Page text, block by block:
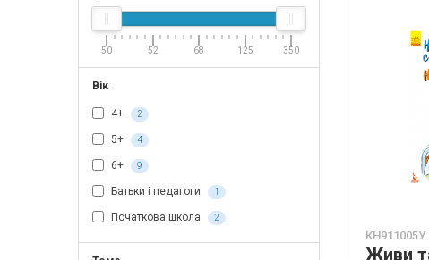
50 52 68 125 350
Вік
4+ 2
5+ 4
6+ 9
Батьки і педагоги 1
Початкова школа 2
КН911005У